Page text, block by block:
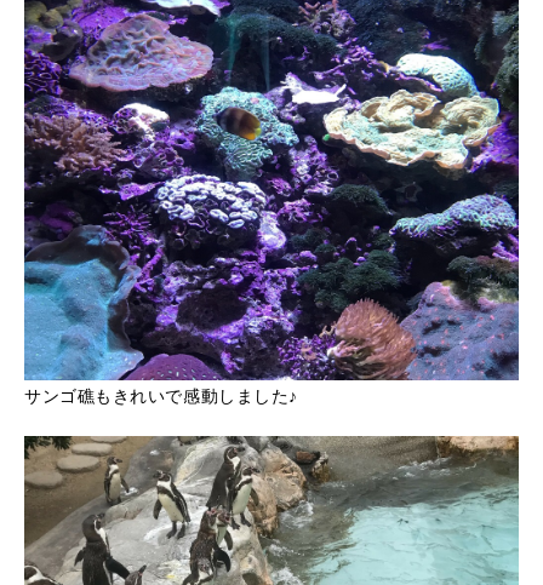
サンゴ礁もきれいで感動しました♪